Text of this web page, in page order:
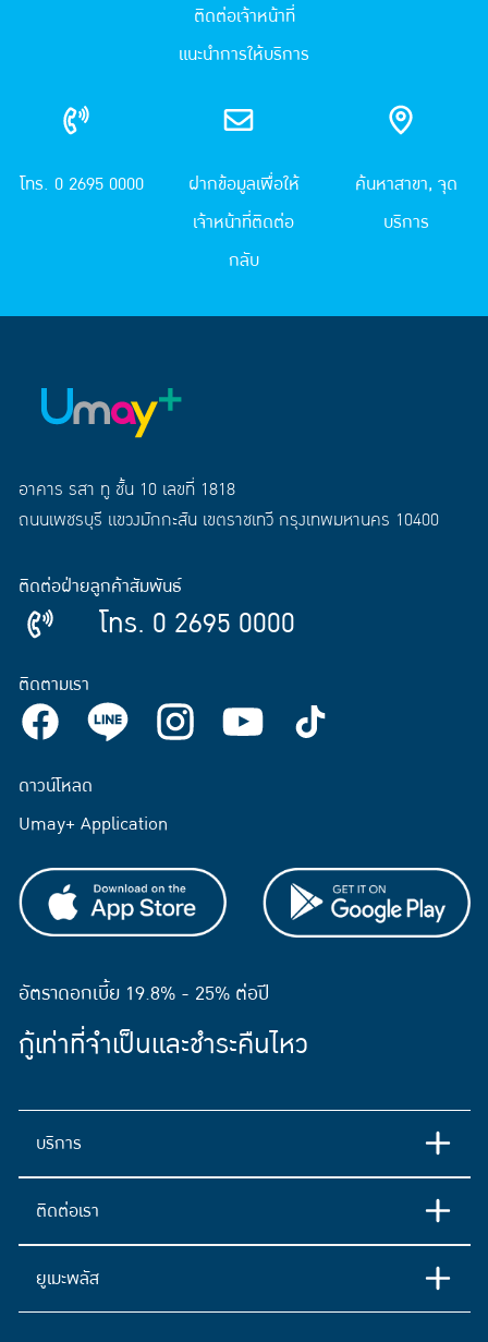
ติดต่อเจ้าหน้าที่
แนะนำการให้บริการ
โทร. 0 2695 0000
ฝากข้อมูลเพื่อให้
เจ้าหน้าที่ติดต่อ
กลับ
ค้นหาสาขา, จุด
บริการ
อาคาร รสา ทู ชั้น 10 เลขที่ 1818
ถนนเพชรบุรี แขวงมักกะสัน เขตราชเทวี กรุงเทพมหานคร 10400
ติดต่อฝ่ายลูกค้าสัมพันธ์
โทร. 0 2695 0000
ติดตามเรา
ดาวน์โหลด
Umay+ Application
อัตราดอกเบี้ย 19.8% - 25% ต่อปี
กู้เท่าที่จำเป็นและชำระคืนไหว
บริการ
ติดต่อเรา
ยูเมะพลัส